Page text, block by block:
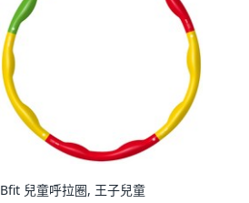
Bfit 兒童呼拉圈, 王子兒童